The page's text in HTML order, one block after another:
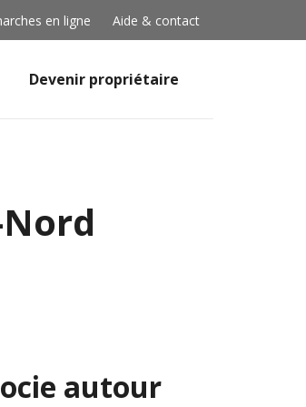
en ligne Aide & contact
Devenir propriétaire
autour